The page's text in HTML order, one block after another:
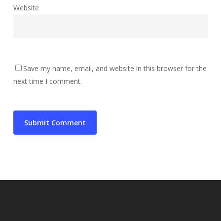
Website
Save my name, email, and website in this browser for the
next time I comment.